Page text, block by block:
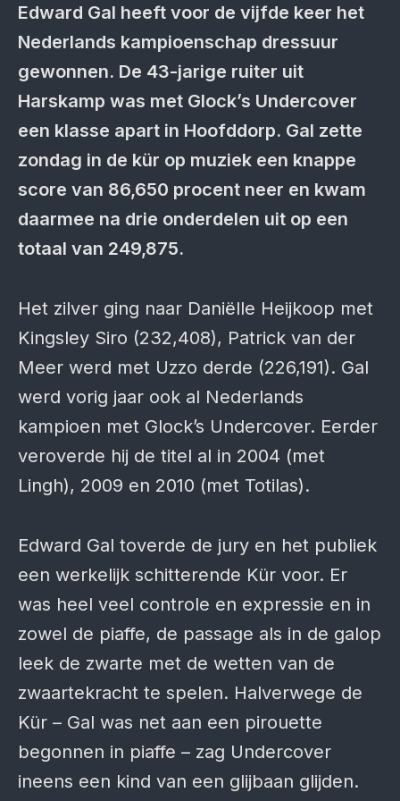
Edward Gal heeft voor de vijfde keer het
Nederlands kampioenschap dressuur
gewonnen. De 43-jarige ruiter uit
Harskamp was met Glock’s Undercover
een klasse apart in Hoofddorp. Gal zette
zondag in de kür op muziek een knappe
score van 86,650 procent neer en kwam
daarmee na drie onderdelen uit op een
totaal van 249,875.
Het zilver ging naar Daniëlle Heijkoop met
Kingsley Siro (232,408), Patrick van der
Meer werd met Uzzo derde (226,191). Gal
werd vorig jaar ook al Nederlands
kampioen met Glock’s Undercover. Eerder
veroverde hij de titel al in 2004 (met
Lingh), 2009 en 2010 (met Totilas).
Edward Gal toverde de jury en het publiek
een werkelijk schitterende Kür voor. Er
was heel veel controle en expressie en in
zowel de piaffe, de passage als in de galop
leek de zwarte met de wetten van de
zwaartekracht te spelen. Halverwege de
Kür – Gal was net aan een pirouette
begonnen in piaffe – zag Undercover
ineens een kind van een glijbaan glijden.